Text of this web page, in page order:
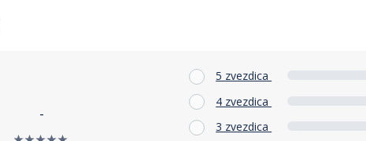
-
5 zvezdica
4 zvezdica
3 zvezdica